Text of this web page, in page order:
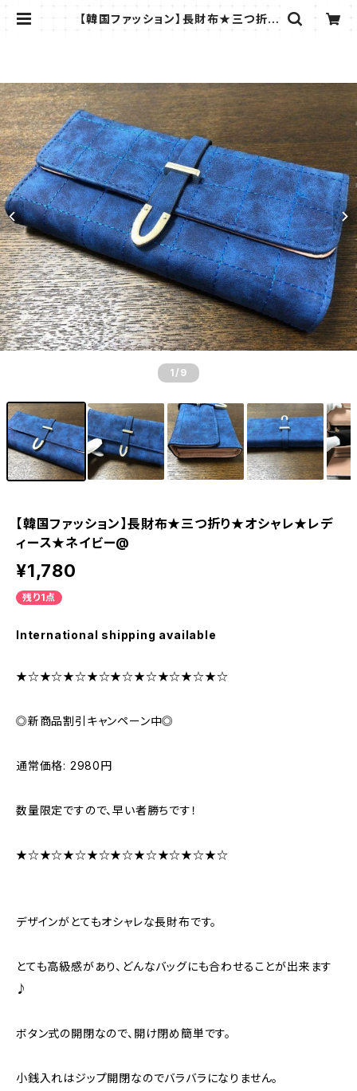
【韓国ファッション】長財布★三つ折り
1 /9
【韓国ファッション】長財布★三つ折り★オシャレ★レデ
ィース★ネイビー@
¥1,780
残り1点
International shipping available
★☆★☆★☆★☆★☆★☆★☆★☆★☆
◎新商品割引キャンペーン中◎
通常価格: 2980円
数量限定ですので、早い者勝ちです！
★☆★☆★☆★☆★☆★☆★☆★☆★☆
デザインがとてもオシャレな長財布です。
とても高級感があり、どんなバッグにも合わせることが出来ます
♪
ボタン式の開閉なので、開け閉め簡単です。
小銭入れはジップ開閉なのでバラバラになりません。